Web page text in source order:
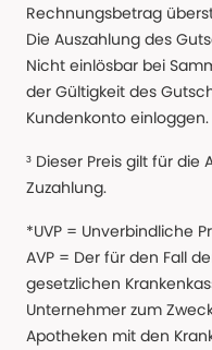
Rechnungsbetrag
Die Auszahlung des
Nicht einlösbar bei
der Gültigkeit des
Kundenkonto einloggen.
³ Dieser Preis gilt für die
Zuzahlung.
*UVP = Unverbindliche
AVP = Der für den Fall
gesetzlichen
Unternehmer zum
Apotheken mit den